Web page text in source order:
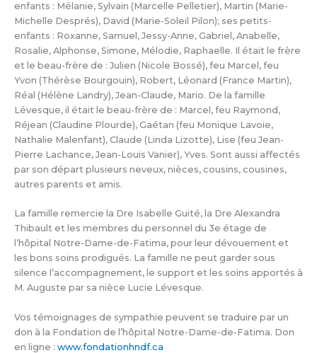
enfants : Mélanie, Sylvain (Marcelle Pelletier), Martin (Marie-
Michelle Després), David (Marie-Soleil Pilon); ses petits-
enfants : Roxanne, Samuel, Jessy-Anne, Gabriel, Anabelle,
Rosalie, Alphonse, Simone, Mélodie, Raphaelle. Il était le frère
et le beau-frère de : Julien (Nicole Bossé), feu Marcel, feu
Yvon (Thérèse Bourgouin), Robert, Léonard (France Martin),
Réal (Hélène Landry), Jean-Claude, Mario. De la famille
Lévesque, il était le beau-frère de : Marcel, feu Raymond,
Réjean (Claudine Plourde), Gaétan (feu Monique Lavoie,
Nathalie Malenfant), Claude (Linda Lizotte), Lise (feu Jean-
Pierre Lachance, Jean-Louis Vanier), Yves. Sont aussi affectés
par son départ plusieurs neveux, nièces, cousins, cousines,
autres parents et amis.
La famille remercie la Dre Isabelle Guité, la Dre Alexandra
Thibault et les membres du personnel du 3e étage de
l’hôpital Notre-Dame-de-Fatima, pour leur dévouement et
les bons soins prodigués. La famille ne peut garder sous
silence l’accompagnement, le support et les soins apportés à
M. Auguste par sa nièce Lucie Lévesque.
Vos témoignages de sympathie peuvent se traduire par un
don à la Fondation de l’hôpital Notre-Dame-de-Fatima. Don
en ligne : www.fondationhndf.ca